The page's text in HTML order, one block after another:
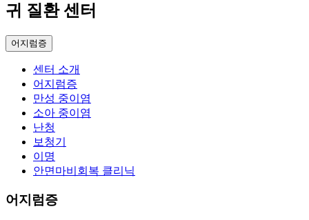
귀 질환 센터
어지럼증
센터 소개
어지럼증
만성 중이염
소아 중이염
난청
보청기
이명
안면마비회복 클리닉
어지럼증